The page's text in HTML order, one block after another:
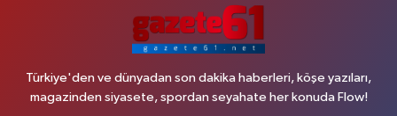
Türkiye'den ve dünyadan son dakika haberleri, köşe yazıları,
magazinden siyasete, spordan seyahate her konuda Flow!